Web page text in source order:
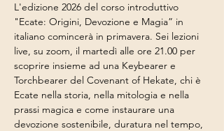
L'edizione 2026 del corso introduttivo
"Ecate: Origini, Devozione e Magia” in
italiano comincerà in primavera. Sei lezioni
live, su zoom, il martedì alle ore 21.00 per
scoprire insieme ad una Keybearer e
Torchbearer del Covenant of Hekate, chi è
Ecate nella storia, nella mitologia e nella
prassi magica e come instaurare una
devozione sostenibile, duratura nel tempo,